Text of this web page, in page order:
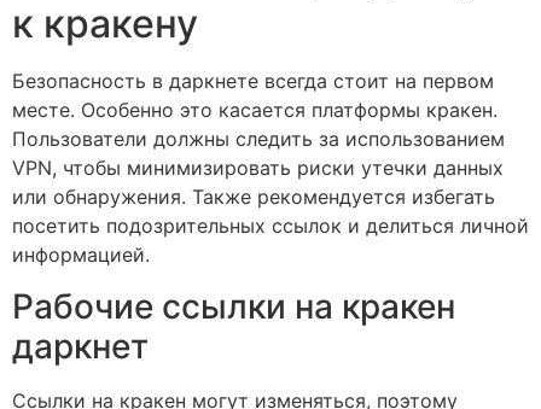
к кракену
Безопасность в даркнете всегда стоит на первом
месте. Особенно это касается платформы кракен.
Пользователи должны следить за использованием
VPN, чтобы минимизировать риски утечки данных
или обнаружения. Также рекомендуется избегать
посетить подозрительных ссылок и делиться личной
информацией.
Рабочие ссылки на кракен
даркнет
Ссылки на кракен могут изменяться, поэтому